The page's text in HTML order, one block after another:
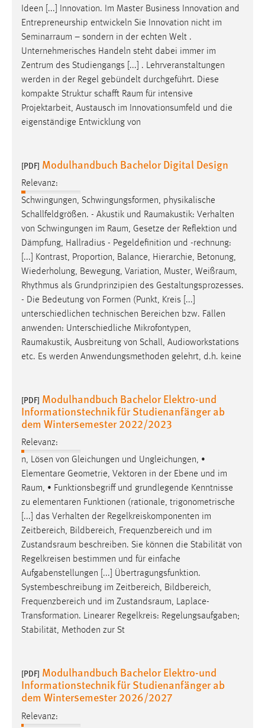
Ideen [...] Innovation. Im Master Business Innovation and
Entrepreneurship entwickeln Sie Innovation nicht im
Seminarraum – sondern in der echten Welt .
Unternehmerisches Handeln steht dabei immer im
Zentrum des Studiengangs [...] . Lehrveranstaltungen
werden in der Regel gebündelt durchgeführt. Diese
kompakte Struktur schafft Raum für intensive
Projektarbeit, Austausch im Innovationsumfeld und die
eigenständige Entwicklung von
[PDF] Modulhandbuch Bachelor Digital Design
Relevanz:
Schwingungen, Schwingungsformen, physikalische
Schallfeldgrößen. - Akustik und Raumakustik: Verhalten
von Schwingungen im Raum, Gesetze der Reflektion und
Dämpfung, Hallradius - Pegeldefinition und -rechnung:
[...] Kontrast, Proportion, Balance, Hierarchie, Betonung,
Wiederholung, Bewegung, Variation, Muster, Weißraum,
Rhythmus als Grundprinzipien des Gestaltungsprozesses.
- Die Bedeutung von Formen (Punkt, Kreis [...]
unterschiedlichen technischen Bereichen bzw. Fällen
anwenden: Unterschiedliche Mikrofontypen,
Raumakustik, Ausbreitung von Schall, Audioworkstations
etc. Es werden Anwendungsmethoden gelehrt, d.h. keine
[PDF] Modulhandbuch Bachelor Elektro-und
Informationstechnik für Studienanfänger ab
dem Wintersemester 2022/2023
Relevanz:
n, Lösen von Gleichungen und Ungleichungen, •
Elementare Geometrie, Vektoren in der Ebene und im
Raum, • Funktionsbegriff und grundlegende Kenntnisse
zu elementaren Funktionen (rationale, trigonometrische
[...] das Verhalten der Regelkreiskomponenten im
Zeitbereich, Bildbereich, Frequenzbereich und im
Zustandsraum beschreiben. Sie können die Stabilität von
Regelkreisen bestimmen und für einfache
Aufgabenstellungen [...] Übertragungsfunktion.
Systembeschreibung im Zeitbereich, Bildbereich,
Frequenzbereich und im Zustandsraum, Laplace-
Transformation. Linearer Regelkreis: Regelungsaufgaben;
Stabilität, Methoden zur St
[PDF] Modulhandbuch Bachelor Elektro-und
Informationstechnik für Studienanfänger ab
dem Wintersemester 2026/2027
Relevanz: